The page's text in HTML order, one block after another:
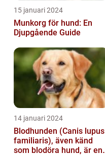
15 januari 2024
Munkorg för hund: En
Djupgående Guide
14 januari 2024
Blodhunden (Canis lupus
familiaris), även känd
som blodöra hund, är en